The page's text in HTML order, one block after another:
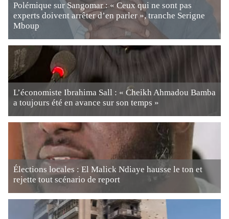
Polémique sur Sangomar : « Ceux qui ne sont pas
experts doivent arrêter d’en parler », tranche Serigne
Mboup
L’économiste Ibrahima Sall : « Cheikh Ahmadou Bamba
a toujours été en avance sur son temps »
Élections locales : El Malick Ndiaye hausse le ton et
rejette tout scénario de report